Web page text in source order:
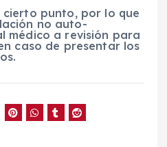
punto, por lo que
no auto-
médico a revisión para
caso de presentar los